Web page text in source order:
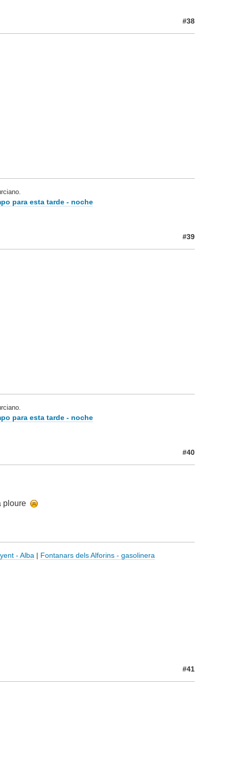
#38
para esta tarde - noche
#39
para esta tarde - noche
#40
ploure
- Alba | Fontanars dels Alforins - gasolinera
#41